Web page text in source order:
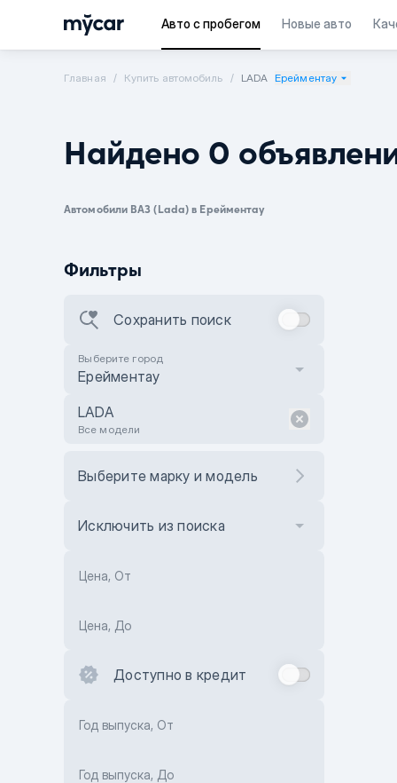
Авто с пробегом Новые авто
Главная Купить автомобиль LADA Ерейментау
Найдено 0
Автомобили ВАЗ (Lada) в Ерейментау
Фильтры
Сохранить поиск
Выберите город
Ерейментау
LADA
Все модели
Выберите марку и модель
Исключить из поиска
Цена, От
Цена, До
Доступно в кредит
Год выпуска, От
Год выпуска, До